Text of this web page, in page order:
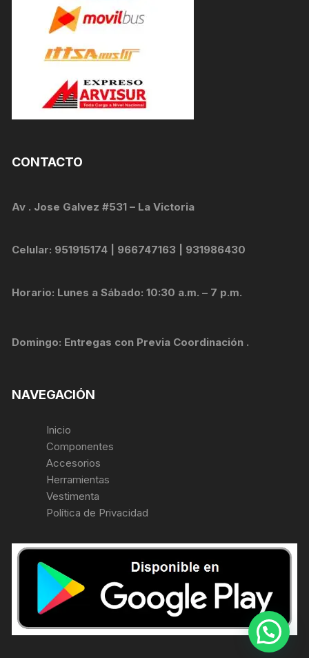
CONTACTO
Av . Jose Galvez #531 – La Victoria
Celular: 951915174 | 966747163 | 931986430
Horario: Lunes a Sábado: 10:30 a.m. – 7 p.m.
Domingo: Entregas con Previa Coordinación .
NAVEGACIÓN
Inicio
Componentes
Accesorios
Herramientas
Vestimenta
Política de Privacidad